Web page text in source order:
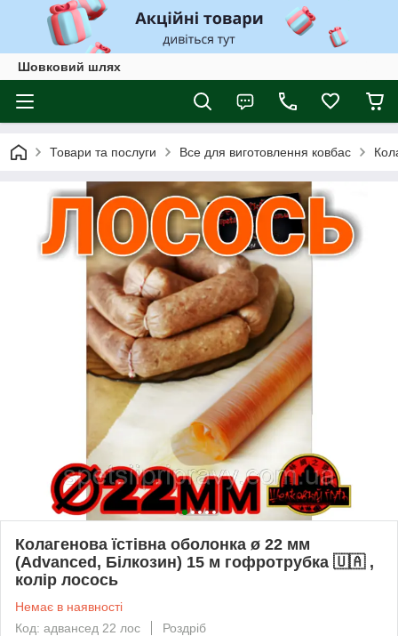
Шовковий шлях
Товари та послуги Все для виготовлення ковбас
Колагенова їстівна оболонка ø 22 мм
(Advanced, Білкозин) 15 м гофротрубка 🇺🇦 ,
колір лосось
Немає в наявності
Код: адвансед 22 лос
Роздріб